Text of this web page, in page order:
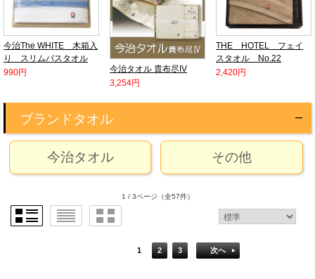
今治The WHITE 木箱入
り スリムバスタオル
990円
今治タオル 貴布尽IV
3,254円
THE HOTEL フェイ
スタオル No.22
2,420円
ブランドタオル
今治タオル その他
1 / 3ページ （全57件）
1 2 3 次へ